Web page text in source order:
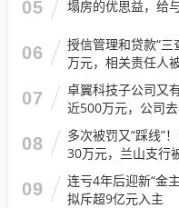
05 塌房的优思益，给
06
授信管理和贷款“
万元，相关责任人
07
卓翼科技子公司又
近500万元，公司
08
多次被罚又“踩线”
30万元，兰山支行
09
连亏4年后迎新“金
拟斥超9亿元入主